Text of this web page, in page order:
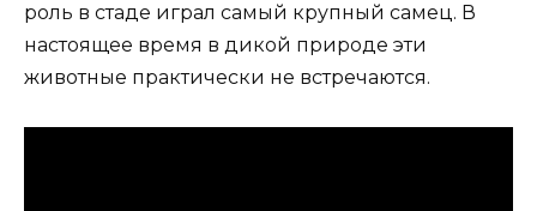
роль в стаде играл самый крупный самец. В
настоящее время в дикой природе эти
животные практически не встречаются.